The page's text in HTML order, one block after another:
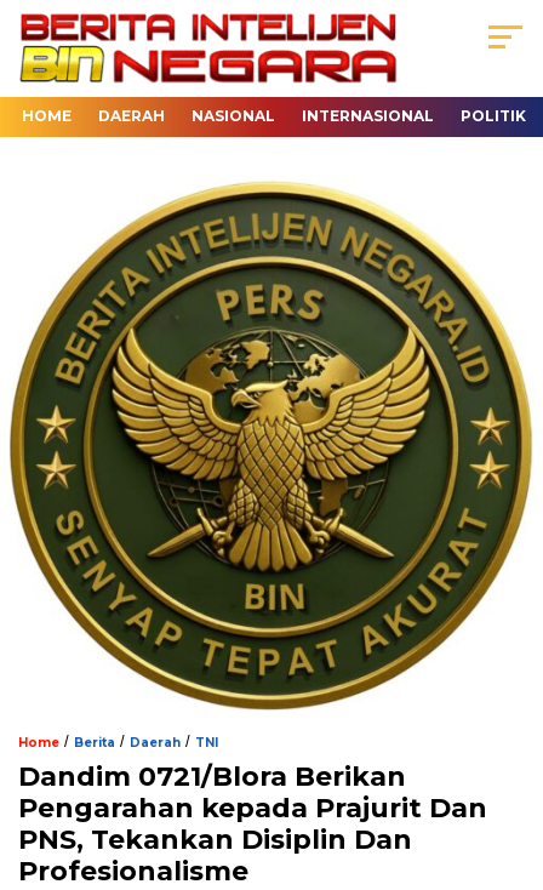
HOME DAERAH NASIONAL INTERNASIONAL POLITIK
Home / Berita / Daerah / TNI
Dandim 0721/Blora Berikan
Pengarahan kepada Prajurit Dan
PNS, Tekankan Disiplin Dan
Profesionalisme